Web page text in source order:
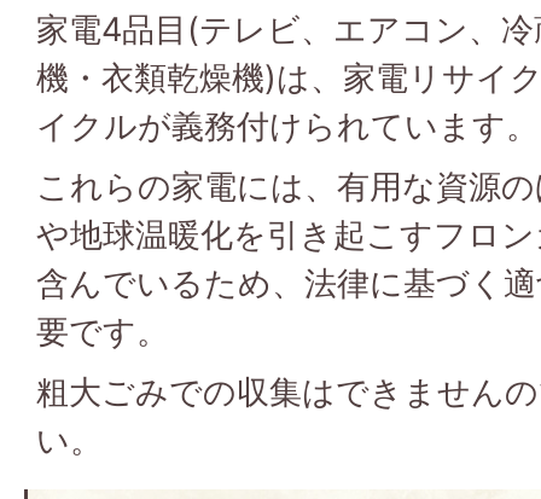
家電4品目(テレビ、エアコン、
機・衣類乾燥機)は、家電リサイ
イクルが義務付けられています。
これらの家電には、有用な資源
や地球温暖化を引き起こすフロ
含んでいるため、法律に基づく
要です。
粗大ごみでの収集はできません
い。